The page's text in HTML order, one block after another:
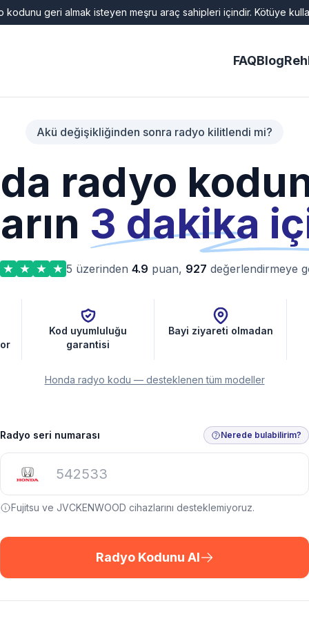
kodunu geri almak isteyen meşru araç sahipleri içindir. Kötüye
FAQBlog
Akü değişikliğinden sonra radyo kilitlendi mi?
radyo
3 dakika
5 üzerinden 4.9 puan, 927 değerlendirmeye
Kod uyumluluğu
garantisi
Bayi ziyareti olmadan
Honda radyo kodu — desteklenen tüm modeller
Radyo seri numarası Nerede bulabilirim?
Fujitsu ve JVCKENWOOD cihazlarını desteklemiyoruz.
Radyo Kodunu Al